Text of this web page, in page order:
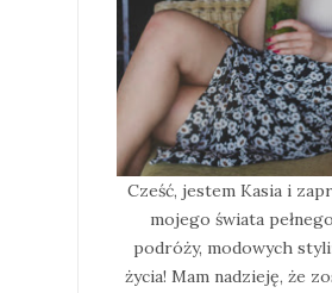
Cześć, jestem Kasia i
mojego świata
podróży, modowych
życia! Mam nadzieję, że